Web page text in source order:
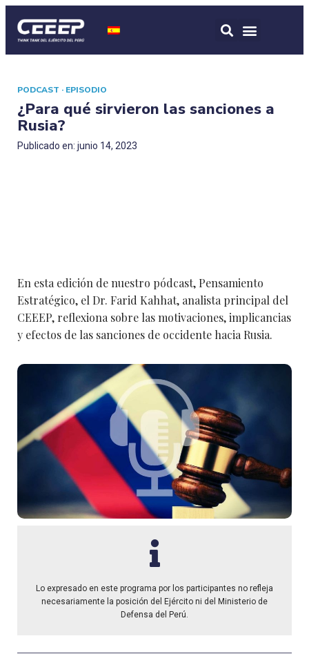
PODCAST · EPISODIO
¿Para qué sirvieron las sanciones a
Rusia?
Publicado en: junio 14, 2023
En esta edición de nuestro pódcast, Pensamiento
Estratégico, el Dr. Farid Kahhat, analista principal del
CEEEP, reflexiona sobre las motivaciones, implicancias
y efectos de las sanciones de occidente hacia Rusia.
Lo expresado en este programa por los participantes no refleja
necesariamente la posición del Ejército ni del Ministerio de
Defensa del Perú.